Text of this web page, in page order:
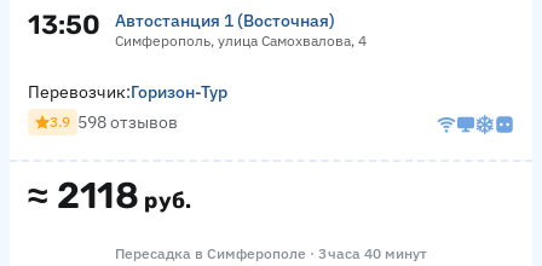
13:50 Автостанция 1 (Восточная)
Симферополь, улица Самохвалова, 4
≈ 2118 руб.
Перевозчик:Горизон-Тур
3.9 598 отзывов
Пересадка в Симферополе · 3 часа 40 минут